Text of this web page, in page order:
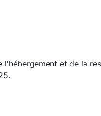
et de la